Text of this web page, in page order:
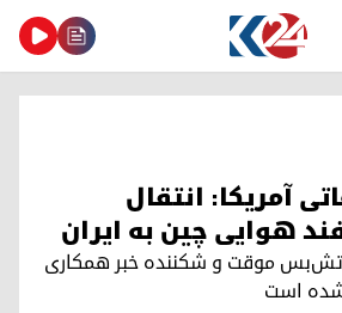
آمریکا: انتقال
هوایی چین به ایران
آتش‌بس موقت و شکننده خبر همکاری
شده است